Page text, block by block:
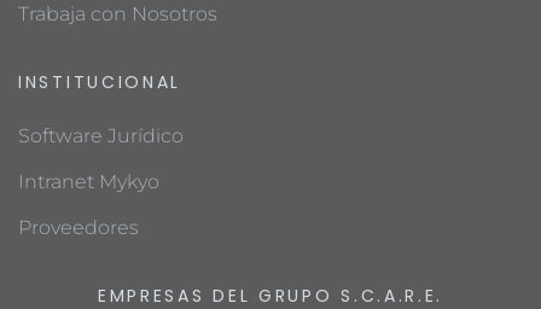
Trabaja con Nosotros
INSTITUCIONAL
Software Jurídico
Intranet Mykyo
Proveedores
EMPRESAS DEL GRUPO S.C.A.R.E.